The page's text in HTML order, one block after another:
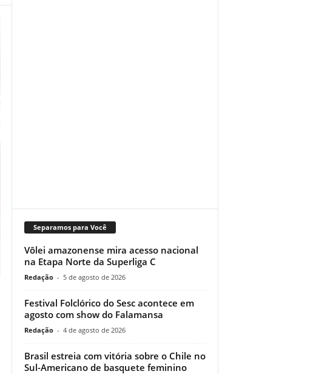
Separamos para Você
Vôlei amazonense mira acesso nacional
na Etapa Norte da Superliga C
Redação - 5 de agosto de 2026
Festival Folclórico do Sesc acontece em
agosto com show do Falamansa
Redação - 4 de agosto de 2026
Brasil estreia com vitória sobre o Chile no
Sul-Americano de basquete feminino